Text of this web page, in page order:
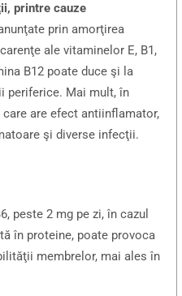
printre cauze
prin amorţirea
ale vitaminelor E, B1,
B12 poate duce şi la
periferice. Mai mult, în
are efect antiinflamator,
şi diverse infecţii.
peste 2 mg pe zi, în cazul
în proteine, poate provoca
membrelor, mai ales în